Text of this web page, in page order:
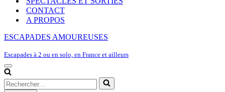
CONTACT
A PROPOS
ESCAPADES AMOUREUSES
Escapades à 2 ou en solo, en France et ailleurs
Menu
de
navigation
Rechercher...